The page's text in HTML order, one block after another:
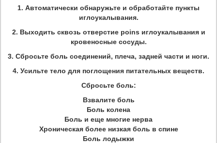
1. Автоматически обнаружьте и обработайте пункты
иглоукалывания.
2. Выходить сквозь отверстие poins иглоукалывания и
кровеносные сосуды.
3. Сбросьте боль соединений, плеча, задней части и ноги.
4. Усильте тело для поглощения питательных веществ.
Сбросьте боль:
Взвалите боль
Боль колена
Боль и еще многие нерва
Хроническая более низкая боль в спине
Боль лодыжки